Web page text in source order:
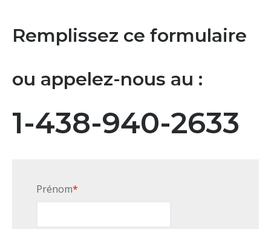
Remplissez ce formulaire
ou appelez-nous au :
1-438-940-2633
Prénom*